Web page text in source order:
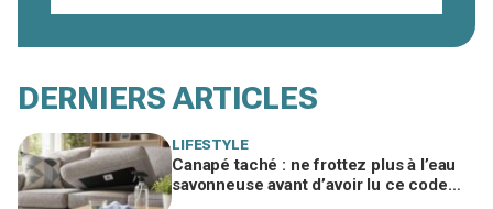
DERNIERS ARTICLES
LIFESTYLE
Canapé taché : ne frottez plus à l’eau
savonneuse avant d’avoir lu ce code